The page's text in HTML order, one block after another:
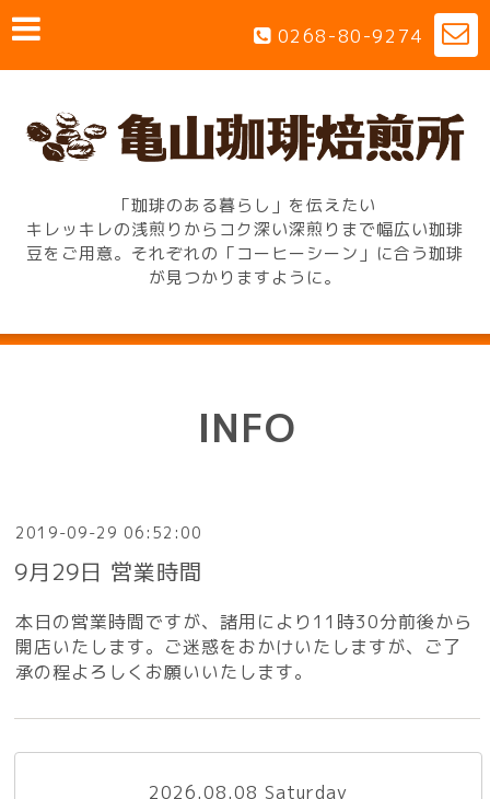
0268-80-9274
「珈琲のある暮らし」を伝えたい
キレッキレの浅煎りからコク深い深煎りまで幅広い珈琲
豆をご用意。それぞれの「コーヒーシーン」に合う珈琲
が見つかりますように。
INFO
2019-09-29 06:52:00
9月29日 営業時間
本日の営業時間ですが、諸用により11時30分前後から
開店いたします。ご迷惑をおかけいたしますが、ご了
承の程よろしくお願いいたします。
2026.08.08 Saturday